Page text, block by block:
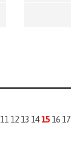
11 12 13 1415 16 17